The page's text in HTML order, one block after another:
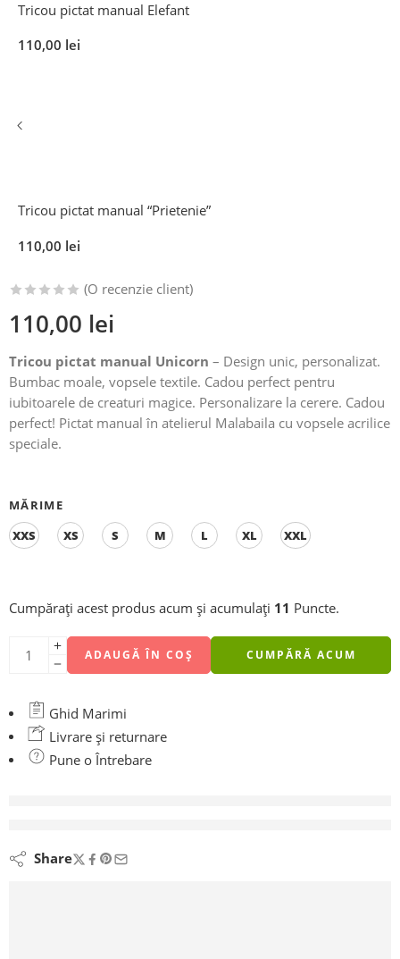
Tricou pictat manual Elefant
110,00 lei
Tricou pictat manual “Prietenie”
110,00 lei
Evaluat la
5.00 din 5
pe baza
unei
singure
evaluări
(O recenzie client)
110,00 lei
Tricou pictat manual Unicorn – Design unic, personalizat.
Bumbac moale, vopsele textile. Cadou perfect pentru
iubitoarele de creaturi magice. Personalizare la cerere. Cadou
perfect! Pictat manual în atelierul Malabaila cu vopsele acrilice
speciale.
MĂRIME
XXS
XS S M L XL XXL
Cumpărați acest produs acum și acumulați 11 Puncte.
ADAUGĂ ÎN COȘ CUMPĂRĂ ACUM
Ghid Marimi
Livrare și returnare
Pune o Întrebare
Share